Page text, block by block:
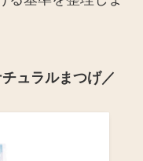
ュラルまつげ／